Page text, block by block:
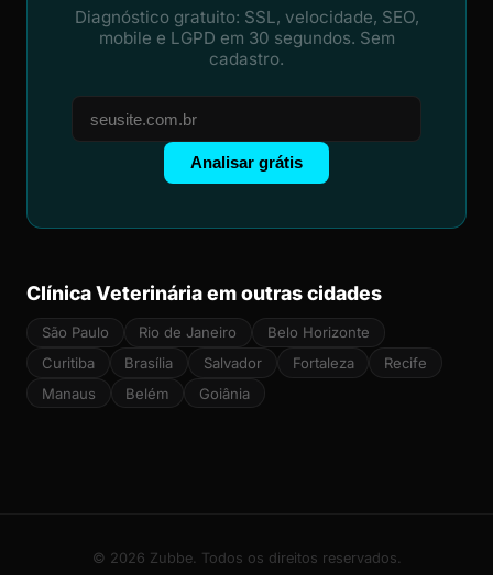
Diagnóstico gratuito: SSL, velocidade, SEO,
mobile e LGPD em 30 segundos. Sem
cadastro.
Analisar grátis
Clínica Veterinária em outras cidades
São Paulo Rio de Janeiro
Belo Horizonte
Curitiba
Brasília Salvador Fortaleza
Recife
Manaus
Belém Goiânia
© 2026 Zubbe. Todos os direitos reservados.